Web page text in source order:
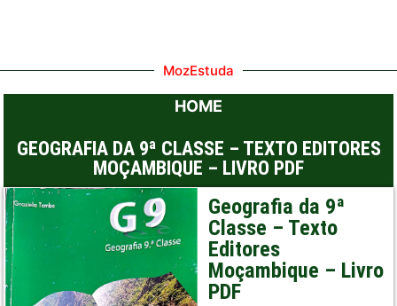
MozEstuda
HOME
GEOGRAFIA DA 9ª CLASSE – TEXTO EDITORES
MOÇAMBIQUE – LIVRO PDF
Geografia da 9ª
Classe – Texto
Editores
Moçambique – Livro
PDF